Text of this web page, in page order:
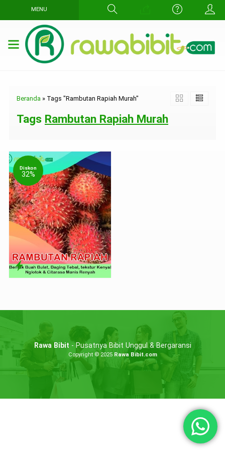
MENU
Beranda » Tags "Rambutan Rapiah Murah"
Tags Rambutan Rapiah Murah
Diskon
32%
Rawa Bibit - Pusatnya Bibit Unggul & Bergaransi
Copyright © 2025 Rawa Bibit.com